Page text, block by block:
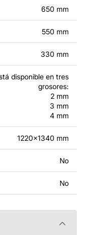
el diseño
adapte a tus
con nosotros.
ayuda, ponte en
estamos
650 mm
550 mm
330 mm
disponible en tres
grosores:
2 mm
3 mm
4 mm
1220x1340 mm
No
No